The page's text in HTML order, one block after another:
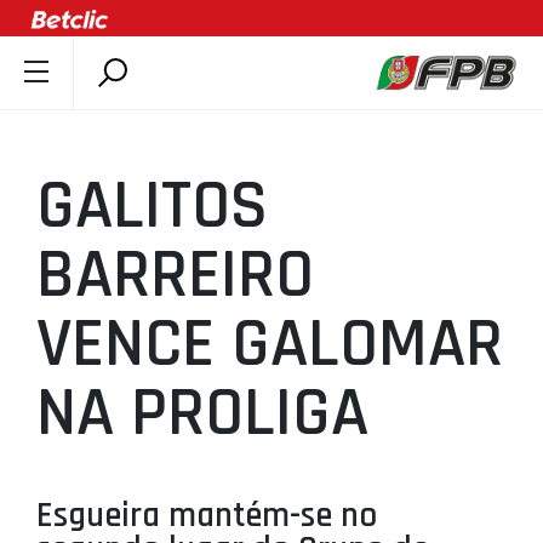
ÚLTIMAS
COMPETIÇÕES
ASSOCIAÇÕES
CLUBES
AGENTES
AGENDA
MINIBASQUETE
GALITOS
BARREIRO
VENCE GALOMAR
NA PROLIGA
Esgueira mantém-se no